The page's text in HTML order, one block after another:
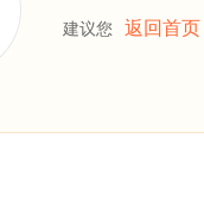
建议您 返回首页